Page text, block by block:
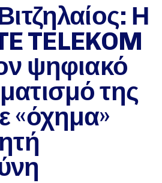
Η
TELEKOM
ψηφιακό
της
«όχημα»